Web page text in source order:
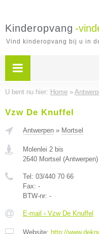
Kinderopvang -
Vind kinderopvang bij u in
U bent nu hier: Home »
Vzw De Knuffel
Antwerpen » Mortsel
Molenlei 2 bis
2640 Mortsel (Antwerpen)
Tel: 03/440 70 66
Fax: -
BTW-nr: -
E-mail › Vzw De Knuffel
Website: http://